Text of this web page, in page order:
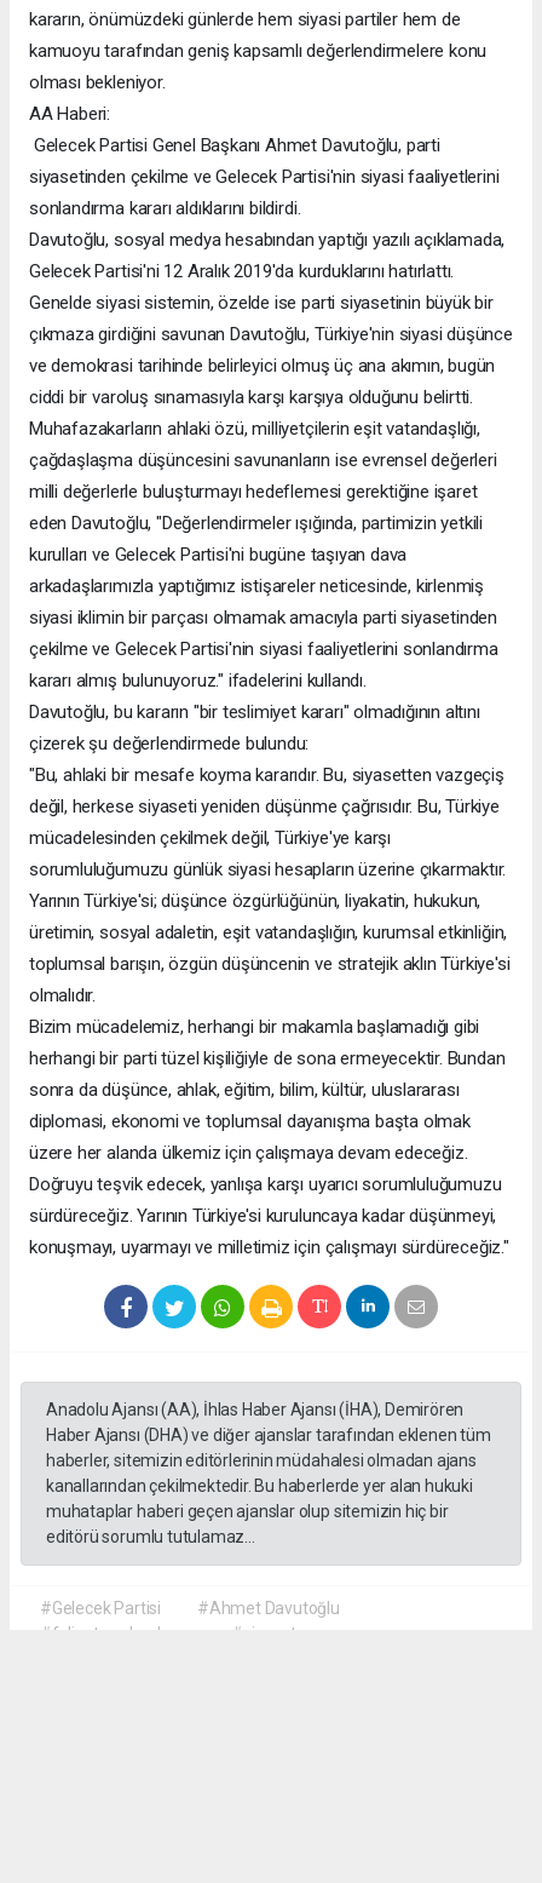
kararın, önümüzdeki günlerde hem siyasi partiler hem de
kamuoyu tarafından geniş kapsamlı değerlendirmelere konu
olması bekleniyor.
AA Haberi:
Gelecek Partisi Genel Başkanı Ahmet Davutoğlu, parti
siyasetinden çekilme ve Gelecek Partisi'nin siyasi faaliyetlerini
sonlandırma kararı aldıklarını bildirdi.
Davutoğlu, sosyal medya hesabından yaptığı yazılı açıklamada,
Gelecek Partisi'ni 12 Aralık 2019'da kurduklarını hatırlattı.
Genelde siyasi sistemin, özelde ise parti siyasetinin büyük bir
çıkmaza girdiğini savunan Davutoğlu, Türkiye'nin siyasi düşünce
ve demokrasi tarihinde belirleyici olmuş üç ana akımın, bugün
ciddi bir varoluş sınamasıyla karşı karşıya olduğunu belirtti.
Muhafazakarların ahlaki özü, milliyetçilerin eşit vatandaşlığı,
çağdaşlaşma düşüncesini savunanların ise evrensel değerleri
milli değerlerle buluşturmayı hedeflemesi gerektiğine işaret
eden Davutoğlu, "Değerlendirmeler ışığında, partimizin yetkili
kurulları ve Gelecek Partisi'ni bugüne taşıyan dava
arkadaşlarımızla yaptığımız istişareler neticesinde, kirlenmiş
siyasi iklimin bir parçası olmamak amacıyla parti siyasetinden
çekilme ve Gelecek Partisi'nin siyasi faaliyetlerini sonlandırma
kararı almış bulunuyoruz." ifadelerini kullandı.
Davutoğlu, bu kararın "bir teslimiyet kararı" olmadığının altını
çizerek şu değerlendirmede bulundu:
"Bu, ahlaki bir mesafe koyma kararıdır. Bu, siyasetten vazgeçiş
değil, herkese siyaseti yeniden düşünme çağrısıdır. Bu, Türkiye
mücadelesinden çekilmek değil, Türkiye'ye karşı
sorumluluğumuzu günlük siyasi hesapların üzerine çıkarmaktır.
Yarının Türkiye'si; düşünce özgürlüğünün, liyakatin, hukukun,
üretimin, sosyal adaletin, eşit vatandaşlığın, kurumsal etkinliğin,
toplumsal barışın, özgün düşüncenin ve stratejik aklın Türkiye'si
olmalıdır.
Bizim mücadelemiz, herhangi bir makamla başlamadığı gibi
herhangi bir parti tüzel kişiliğiyle de sona ermeyecektir. Bundan
sonra da düşünce, ahlak, eğitim, bilim, kültür, uluslararası
diplomasi, ekonomi ve toplumsal dayanışma başta olmak
üzere her alanda ülkemiz için çalışmaya devam edeceğiz.
Doğruyu teşvik edecek, yanlışa karşı uyarıcı sorumluluğumuzu
sürdüreceğiz. Yarının Türkiye'si kuruluncaya kadar düşünmeyi,
konuşmayı, uyarmayı ve milletimiz için çalışmayı sürdüreceğiz."
Anadolu Ajansı (AA), İhlas Haber Ajansı (İHA), Demirören
Haber Ajansı (DHA) ve diğer ajanslar tarafından eklenen tüm
haberler, sitemizin editörlerinin müdahalesi olmadan ajans
kanallarından çekilmektedir. Bu haberlerde yer alan hukuki
muhataplar haberi geçen ajanslar olup sitemizin hiç bir
editörü sorumlu tutulamaz...
#Gelecek Partisi
#Ahmet Davutoğlu
#faliyet sonlandırma
#siyaset